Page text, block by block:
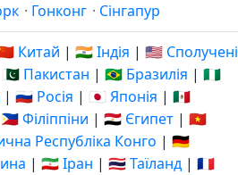
· Гонконг · Сінгапур
Китай | 🇮🇳 Індія | 🇺🇸 Сполучені
🇵🇰 Пакистан | 🇧🇷 Бразилія | 🇳🇬
| 🇷🇺 Росія | 🇯🇵 Японія | 🇲🇽
🇵🇭 Філіппіни | 🇪🇬 Єгипет | 🇻🇳
Республіка Конго | 🇩🇪
| 🇮🇷 Іран | 🇹🇭 Таїланд | 🇫🇷